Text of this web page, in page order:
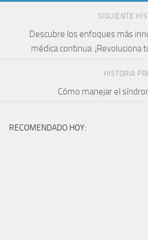
SIGUIENTE
Descubre los enfoques más
médica continua:
HISTORIA
Cómo manejar el
RECOMENDADO HOY: